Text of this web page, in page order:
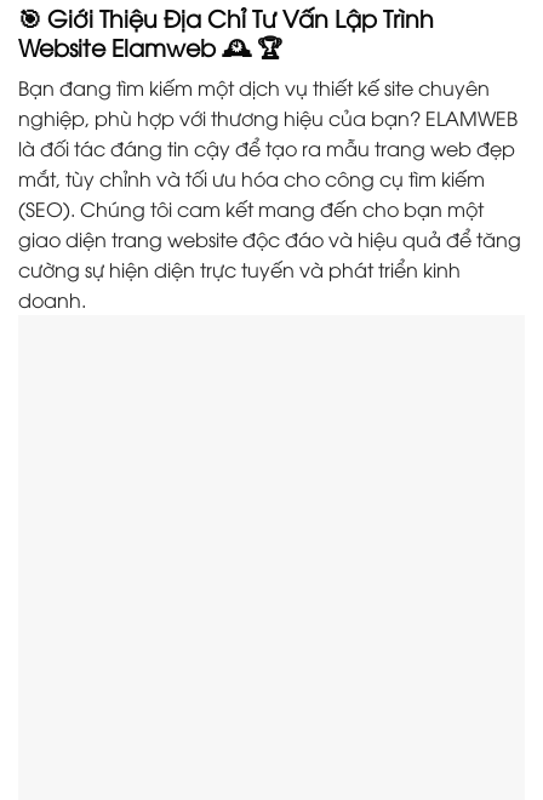
🎯 Giới Thiệu Địa Chỉ Tư Vấn Lập Trình
Website Elamweb🕰️🏆
Bạn đang tìm kiếm một dịch vụ thiết kế site chuyên
nghiệp, phù hợp với thương hiệu của bạn? ELAMWEB
là đối tác đáng tin cậy để tạo ra mẫu trang web đẹp
mắt, tùy chỉnh và tối ưu hóa cho công cụ tìm kiếm
(SEO). Chúng tôi cam kết mang đến cho bạn một
giao diện trang website độc đáo và hiệu quả để tăng
cường sự hiện diện trực tuyến và phát triển kinh
doanh.